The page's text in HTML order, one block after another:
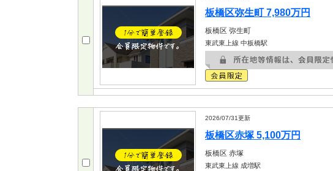
板橋区弥生町 7,980万円
板橋区 弥生町
東武東上線 中板橋駅
2026/07/31更新
板橋区赤塚 5,100万円
板橋区 赤塚
東武東上線 成増駅